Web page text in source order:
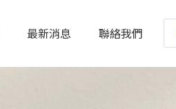
最新消息 聯絡我們